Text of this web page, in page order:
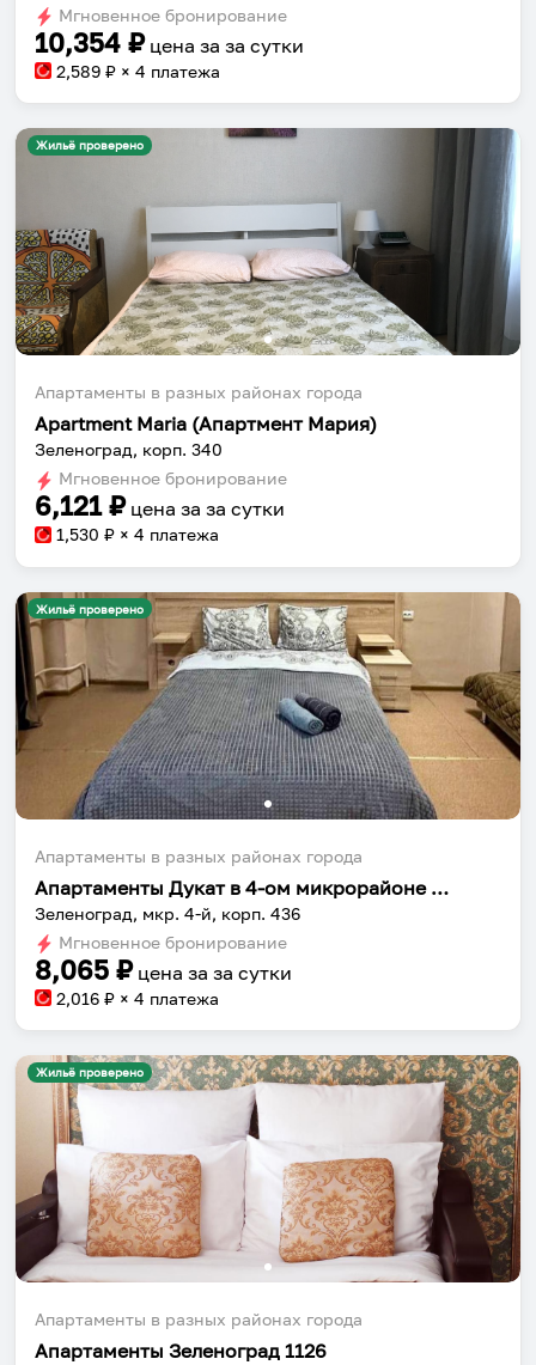
changing
dates.
changing
dates.
Мгновенное бронирование
10,354 ₽ цена за за сутки
2,589 ₽ × 4 платежа
Жильё проверено
Апартаменты в разных районах города
Apartment Maria (Апартмент Мария)
Зеленоград, корп. 340
Мгновенное бронирование
6,121₽ цена за за сутки
1,530 ₽ × 4 платежа
Жильё проверено
Апартаменты в разных районах города
Апартаменты Дукат в 4-ом микрорайоне к436
Зеленоград, мкр. 4-й, корп. 436
Мгновенное бронирование
8,065 ₽ цена за за сутки
2,016 ₽ × 4 платежа
Жильё проверено
Апартаменты в разных районах города
Апартаменты Зеленоград 1126